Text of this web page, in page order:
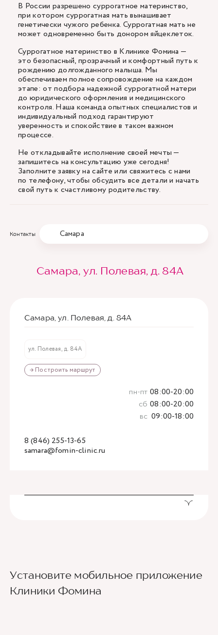
В России разрешено суррогатное материнство,
при котором суррогатная мать вынашивает
генетически чужого ребенка. Суррогатная мать не
может одновременно быть донором яйцеклеток.
Суррогатное материнство в Клинике Фомина —
это безопасный, прозрачный и комфортный путь к
рождению долгожданного малыша. Мы
обеспечиваем полное сопровождение на каждом
этапе: от подбора надежной суррогатной матери
до юридического оформления и медицинского
контроля. Наша команда опытных специалистов и
индивидуальный подход гарантируют
уверенность и спокойствие в таком важном
процессе.
Не откладывайте исполнение своей мечты —
запишитесь на консультацию уже сегодня!
Заполните заявку на сайте или свяжитесь с нами
по телефону, чтобы обсудить все детали и начать
свой путь к счастливому родительству.
Контакты Самара
Самара, ул. Полевая, д. 84А
Самара, ул. Полевая, д. 84А
ул. Полевая, д. 84А
→ Построить маршрут
samara@fomin-clinic.ru
8 (846) 255-13-65
пн-пт 08:00-20:00
сб 08:00-20:00
вс 09:00-18:00
Установите мобильное приложение
Клиники Фомина